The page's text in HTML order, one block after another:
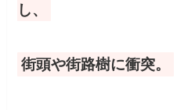
し、
街頭や街路樹に衝突。